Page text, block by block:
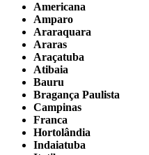
Americana
Amparo
Araraquara
Araras
Araçatuba
Atibaia
Bauru
Bragança Paulista
Campinas
Franca
Hortolândia
Indaiatuba